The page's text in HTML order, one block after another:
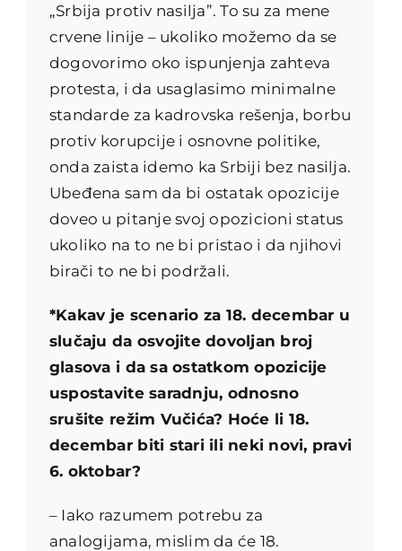
„Srbija protiv nasilja”. To su za mene
crvene linije – ukoliko možemo da se
dogovorimo oko ispunjenja zahteva
protesta, i da usaglasimo minimalne
standarde za kadrovska rešenja, borbu
protiv korupcije i osnovne politike,
onda zaista idemo ka Srbiji bez nasilja.
Ubeđena sam da bi ostatak opozicije
doveo u pitanje svoj opozicioni status
ukoliko na to ne bi pristao i da njihovi
birači to ne bi podržali.
*Kakav je scenario za 18. decembar u
slučaju da osvojite dovoljan broj
glasova i da sa ostatkom opozicije
uspostavite saradnju, odnosno
srušite režim Vučića? Hoće li 18.
decembar biti stari ili neki novi, pravi
6. oktobar?
– Iako razumem potrebu za
analogijama, mislim da će 18.